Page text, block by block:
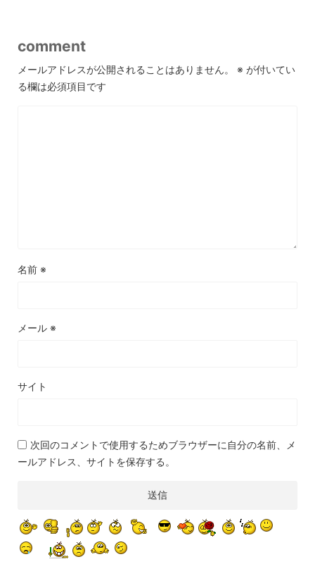
comment
メールアドレスが公開されることはありません。 ※ が付いてい
る欄は必須項目です
名前 ※
メール ※
サイト
次回のコメントで使用するためブラウザーに自分の名前、メ
ールアドレス、サイトを保存する。